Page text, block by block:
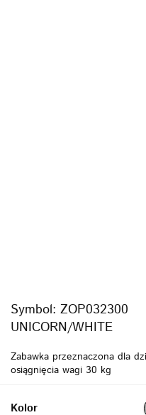
Symbol: ZOP032300
UNICORN/WHITE
Zabawka przeznaczona dla
osiągnięcia wagi 30 kg
Kolor